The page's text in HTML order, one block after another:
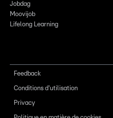
Jobdag
Moovijob
Lifelong Learning
Feedback
Conditions d'utilisation
Privacy